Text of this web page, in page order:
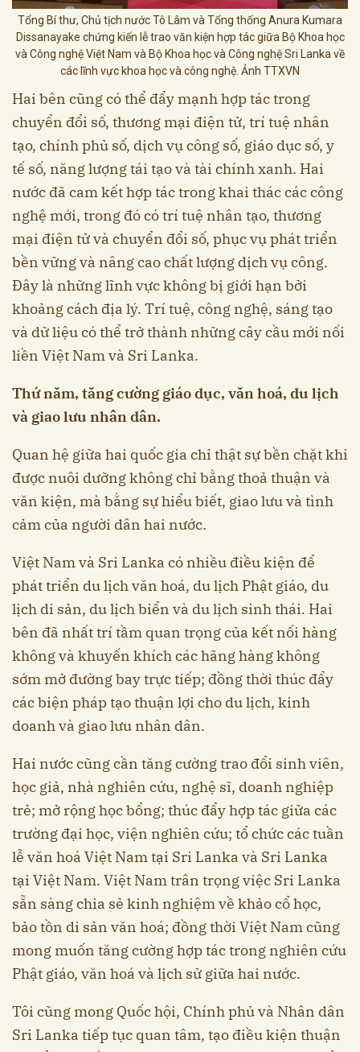
Tổng Bí thư, Chủ tịch nước Tô Lâm và Tổng thống Anura Kumara
Dissanayake chứng kiến lễ trao văn kiện hợp tác giữa Bộ Khoa học
và Công nghệ Việt Nam và Bộ Khoa học và Công nghệ Sri Lanka về
các lĩnh vực khoa học và công nghệ. Ảnh TTXVN
Hai bên cũng có thể đẩy mạnh hợp tác trong
chuyển đổi số, thương mại điện tử, trí tuệ nhân
tạo, chính phủ số, dịch vụ công số, giáo dục số, y
tế số, năng lượng tái tạo và tài chính xanh. Hai
nước đã cam kết hợp tác trong khai thác các công
nghệ mới, trong đó có trí tuệ nhân tạo, thương
mại điện tử và chuyển đổi số, phục vụ phát triển
bền vững và nâng cao chất lượng dịch vụ công.
Đây là những lĩnh vực không bị giới hạn bởi
khoảng cách địa lý. Trí tuệ, công nghệ, sáng tạo
và dữ liệu có thể trở thành những cây cầu mới nối
liền Việt Nam và Sri Lanka.
Thứ năm, tăng cường giáo dục, văn hoá, du lịch
và giao lưu nhân dân.
Quan hệ giữa hai quốc gia chỉ thật sự bền chặt khi
được nuôi dưỡng không chỉ bằng thoả thuận và
văn kiện, mà bằng sự hiểu biết, giao lưu và tình
cảm của người dân hai nước.
Việt Nam và Sri Lanka có nhiều điều kiện để
phát triển du lịch văn hoá, du lịch Phật giáo, du
lịch di sản, du lịch biển và du lịch sinh thái. Hai
bên đã nhất trí tầm quan trọng của kết nối hàng
không và khuyến khích các hãng hàng không
sớm mở đường bay trực tiếp; đồng thời thúc đẩy
các biện pháp tạo thuận lợi cho du lịch, kinh
doanh và giao lưu nhân dân.
Hai nước cũng cần tăng cường trao đổi sinh viên,
học giả, nhà nghiên cứu, nghệ sĩ, doanh nghiệp
trẻ; mở rộng học bổng; thúc đẩy hợp tác giữa các
trường đại học, viện nghiên cứu; tổ chức các tuần
lễ văn hoá Việt Nam tại Sri Lanka và Sri Lanka
tại Việt Nam. Việt Nam trân trọng việc Sri Lanka
sẵn sàng chia sẻ kinh nghiệm về khảo cổ học,
bảo tồn di sản văn hoá; đồng thời Việt Nam cũng
mong muốn tăng cường hợp tác trong nghiên cứu
Phật giáo, văn hoá và lịch sử giữa hai nước.
Tôi cũng mong Quốc hội, Chính phủ và Nhân dân
Sri Lanka tiếp tục quan tâm, tạo điều kiện thuận